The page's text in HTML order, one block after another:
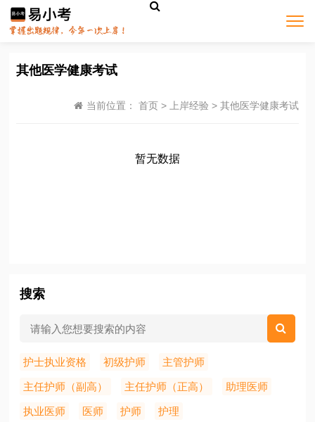
其他医学健康考试
当前位置： 首页> 上岸经验 > 其他医学健康考试
暂无数据
搜索
护士执业资格 初级护师 主管护师
主任护师（副高） 主任护师（正高） 助理医师
执业医师 医师 护师 护理